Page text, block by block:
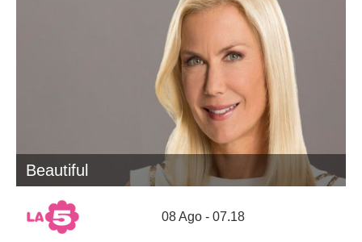
Beautiful
08 Ago - 07.18